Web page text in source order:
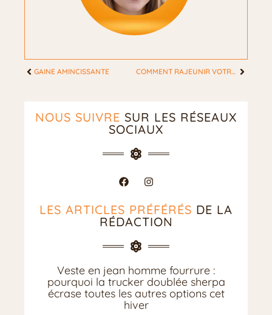
GAINE AMINCISSANTE COMMENT RAJEUNIR VOTRE REGARD SANS CHIRURGIE ?
NOUS SUIVRE SUR LES RÉSEAUX
SOCIAUX
LES ARTICLES PRÉFÉRÉS DE LA
RÉDACTION
Veste en jean homme fourrure :
pourquoi la trucker doublée sherpa
écrase toutes les autres options cet
hiver